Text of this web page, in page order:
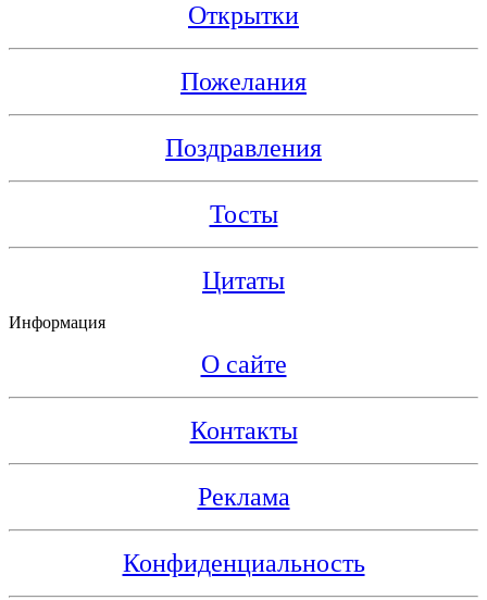
Открытки
Пожелания
Поздравления
Тосты
Цитаты
Информация
О сайте
Контакты
Реклама
Конфиденциальность